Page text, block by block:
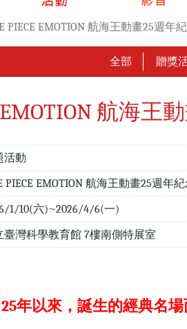
PIECE EMOTION 航海王動畫25週年
全部 贈獎
EMOTION 航海王
活動
PIECE EMOTION 航海王動畫25週年
1/10(六)~2026/4/6(一)
臺灣科學教育館 7樓南側特展室
年以來，誕生的經典名場